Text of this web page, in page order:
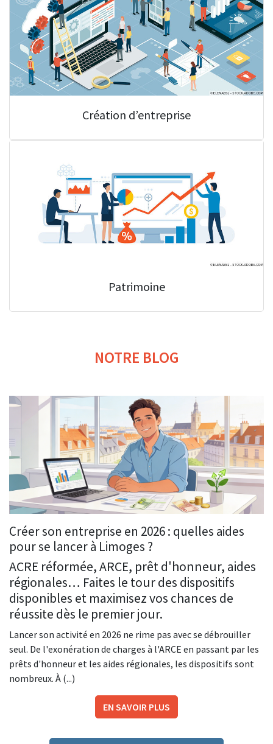
Création d’entreprise
Patrimoine
NOTRE BLOG
Créer son entreprise en 2026 : quelles aides
pour se lancer à Limoges ?
ACRE réformée, ARCE, prêt d'honneur, aides
régionales… Faites le tour des dispositifs
disponibles et maximisez vos chances de
réussite dès le premier jour.
Lancer son activité en 2026 ne rime pas avec se débrouiller
seul. De l'exonération de charges à l'ARCE en passant par les
prêts d'honneur et les aides régionales, les dispositifs sont
nombreux. À (...)
EN SAVOIR PLUS